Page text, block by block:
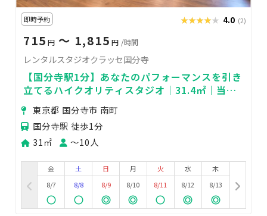
即時予約 ★★★★★
★★★★★ 4.0 (2)
715 円 〜 1,815 円 /時間
レンタルスタジオクラッセ国分寺
【国分寺駅1分】あなたのパフォーマンスを引き
立てるハイクオリティスタジオ｜31.4㎡｜当日
予約可｜ヨガ・演劇・撮影・武道
東京都 国分寺市 南町
国分寺駅 徒歩1分
31㎡
〜10人
金
8/7
土
8/8
日
8/9
月
8/10
火
8/11
水
8/12
木
8/13